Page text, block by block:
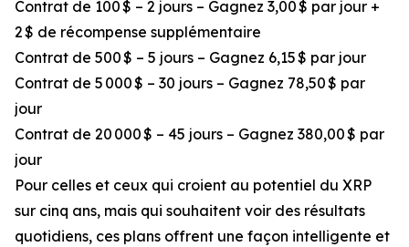
Contrat de 100 $ – 2 jours – Gagnez 3,00 $ par jour +
2 $ de récompense supplémentaire
Contrat de 500 $ – 5 jours – Gagnez 6,15 $ par jour
Contrat de 5 000 $ – 30 jours – Gagnez 78,50 $ par
jour
Contrat de 20 000 $ – 45 jours – Gagnez 380,00 $ par
jour
Pour celles et ceux qui croient au potentiel du XRP
sur cinq ans, mais qui souhaitent voir des résultats
quotidiens, ces plans offrent une façon intelligente et